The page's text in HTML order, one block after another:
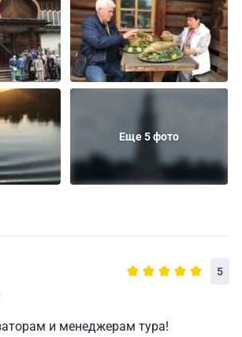
Еще 5 фото
5
и менеджерам тура!